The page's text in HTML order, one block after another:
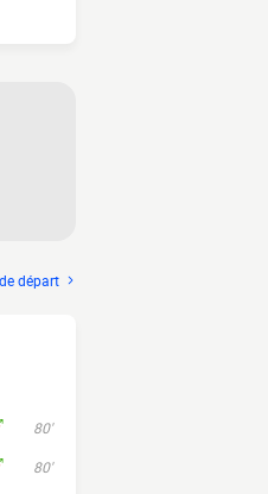
départ
80'
80'